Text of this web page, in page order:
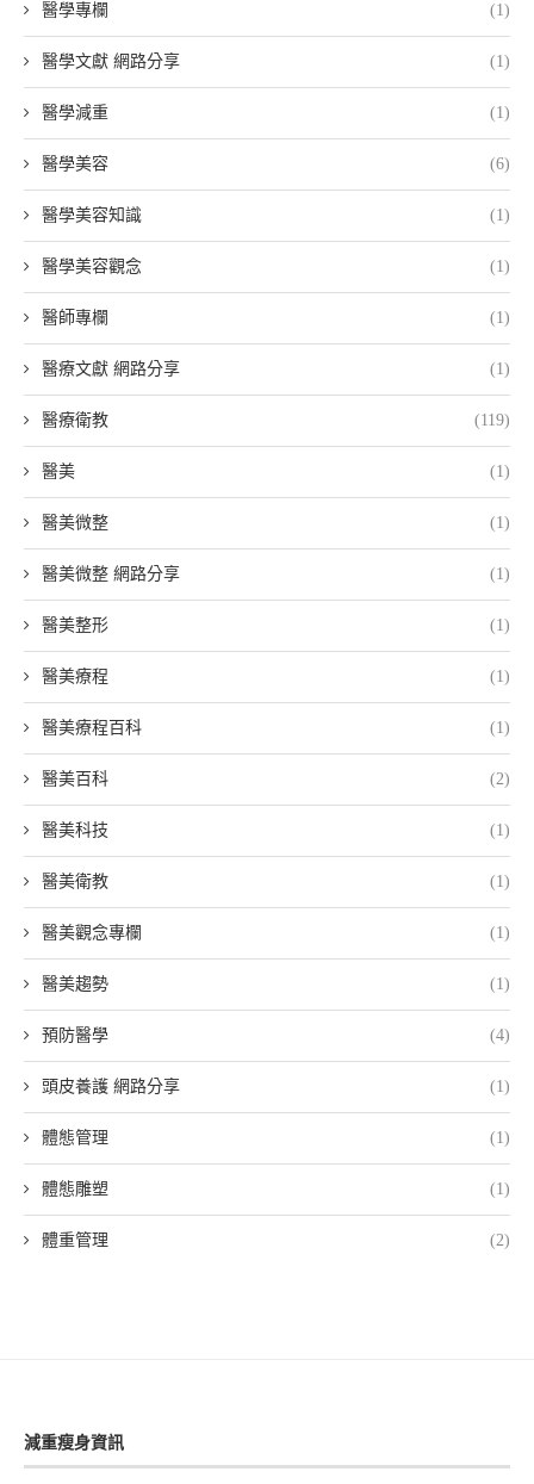
醫學專欄 (1)
醫學文獻 網路分享 (1)
醫學減重 (1)
醫學美容 (6)
醫學美容知識 (1)
醫學美容觀念 (1)
醫師專欄 (1)
醫療文獻 網路分享 (1)
醫療衛教 (119)
醫美 (1)
醫美微整 (1)
醫美微整 網路分享 (1)
醫美整形 (1)
醫美療程 (1)
醫美療程百科 (1)
醫美百科 (2)
醫美科技 (1)
醫美衛教 (1)
醫美觀念專欄 (1)
醫美趨勢 (1)
預防醫學 (4)
頭皮養護 網路分享 (1)
體態管理 (1)
體態雕塑 (1)
體重管理 (2)
減重瘦身資訊